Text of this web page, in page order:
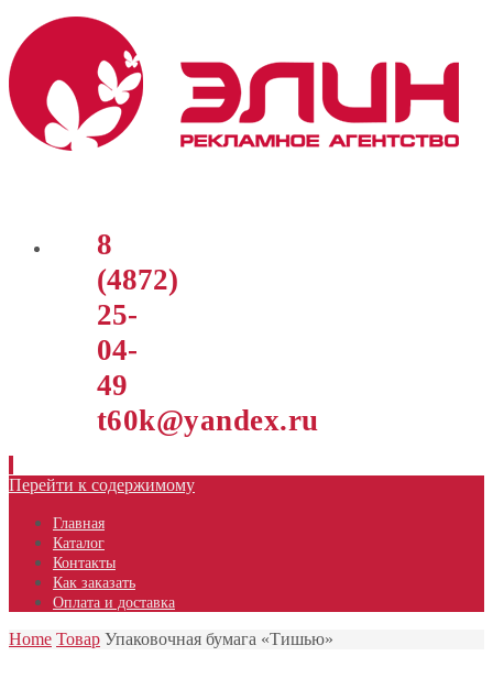
8
(4872)
25-
04-
49
t60k@yandex.ru
Перейти к содержимому
Главная
Каталог
Контакты
Как заказать
Оплата и доставка
Home Товар Упаковочная бумага «Тишью»